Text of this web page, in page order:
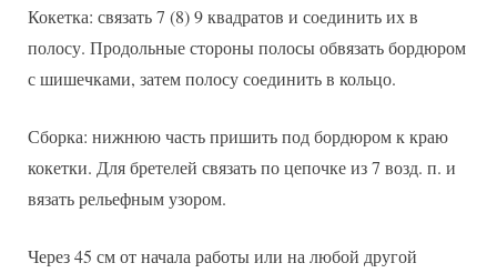
Кокетка: связать 7 (8) 9 квадратов и соединить их в
полосу. Продольные стороны полосы обвязать бордюром
с шишечками, затем полосу соединить в кольцо.
Сборка: нижнюю часть пришить под бордюром к краю
кокетки. Для бретелей связать по цепочке из 7 возд. п. и
вязать рельефным узором.
Через 45 см от начала работы или на любой другой